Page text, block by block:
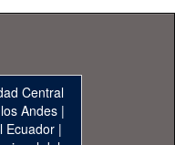
Central
Andes|
Ecuador|